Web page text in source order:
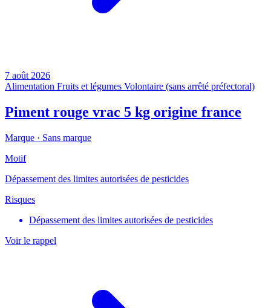
7 août 2026
Alimentation Fruits et légumes Volontaire (sans arrêté préfectoral)
Piment rouge vrac 5 kg origine france
Marque · Sans marque
Motif
Dépassement des limites autorisées de pesticides
Risques
Dépassement des limites autorisées de pesticides
Voir le rappel